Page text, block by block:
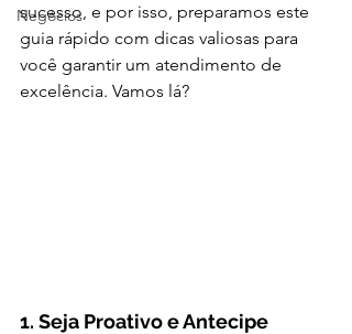
Negócios
sucesso, e por isso, preparamos este
guia rápido com dicas valiosas para
você garantir um atendimento de
excelência. Vamos lá?
1. Seja Proativo e Antecipe